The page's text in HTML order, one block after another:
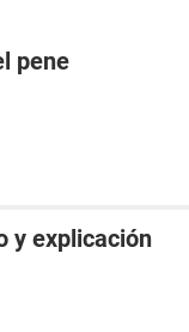
pene
y explicación